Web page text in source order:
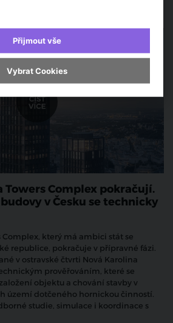
Towers Complex pokračují.
v Česku se technicky
Complex, který má ambici stát se
republice, pokračuje v přípravné fázi.
v ostravské čtvrti Nová Karolina
prověřováním, které se
objektu a chování stavby v
území dotčeného hornickou činností.
studie, simulace i koordinace s
Přijmout vše
Vybrat Cookies